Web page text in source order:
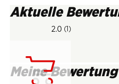
Aktuelle
2.0 (1)
Meine Bewertung